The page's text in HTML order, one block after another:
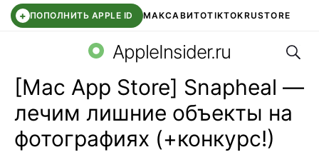
+ ПОПОЛНИТЬ APPLE ID МАКСАВИТОTIKTOKRUSTORE
WB КЛУБIOS 26.6 DDE STORE
AppleInsider.ru
[Mac App Store] Snapheal —
лечим лишние объекты на
фотографиях (+конкурс!)